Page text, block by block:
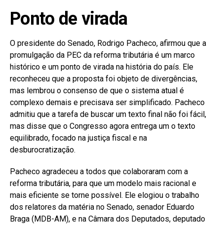
Ponto de virada
O presidente do Senado, Rodrigo Pacheco, afirmou que a
promulgação da PEC da reforma tributária é um marco
histórico e um ponto de virada na história do país. Ele
reconheceu que a proposta foi objeto de divergências,
mas lembrou o consenso de que o sistema atual é
complexo demais e precisava ser simplificado. Pacheco
admitiu que a tarefa de buscar um texto final não foi fácil,
mas disse que o Congresso agora entrega um o texto
equilibrado, focado na justiça fiscal e na
desburocratização.
Pacheco agradeceu a todos que colaboraram com a
reforma tributária, para que um modelo mais racional e
mais eficiente se torne possível. Ele elogiou o trabalho
dos relatores da matéria no Senado, senador Eduardo
Braga (MDB-AM), e na Câmara dos Deputados, deputado